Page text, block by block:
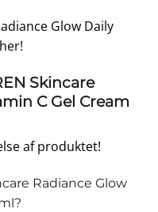
Glow Daily
Skincare
C Gel Cream
af produktet!
Radiance Glow